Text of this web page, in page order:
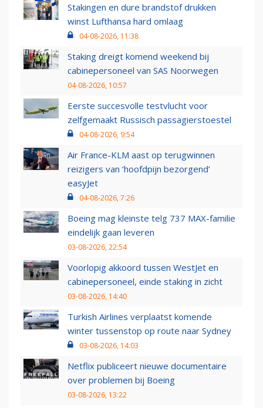
Stakingen en dure brandstof drukken
winst Lufthansa hard omlaag
04-08-2026, 11:38
Staking dreigt komend weekend bij
cabinepersoneel van SAS Noorwegen
04-08-2026, 10:57
Eerste succesvolle testvlucht voor
zelfgemaakt Russisch passagierstoestel
04-08-2026, 9:54
Air France-KLM aast op terugwinnen
reizigers van ‘hoofdpijn bezorgend’
easyJet
04-08-2026, 7:26
Boeing mag kleinste telg 737 MAX-familie
eindelijk gaan leveren
03-08-2026, 22:54
Voorlopig akkoord tussen WestJet en
cabinepersoneel, einde staking in zicht
03-08-2026, 14:40
Turkish Airlines verplaatst komende
winter tussenstop op route naar Sydney
03-08-2026, 14:03
Netflix publiceert nieuwe documentaire
over problemen bij Boeing
03-08-2026, 13:22